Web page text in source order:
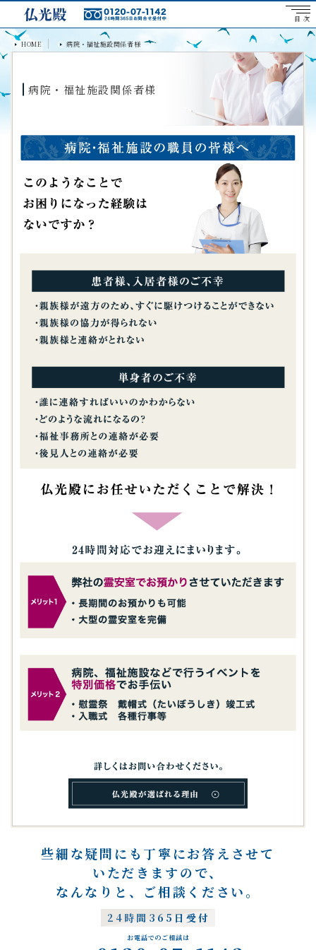
目 次
HOME 病院・福祉施設関係者様
病院・福祉施設関係者様
些細な疑問にも 丁寧にお答えさせて
いただきますので、
なんなりと、
ご相談ください。
24時間365日受付
お電話でのご相談は